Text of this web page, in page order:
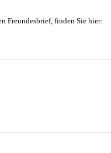
Freundesbrief, finden Sie hier: